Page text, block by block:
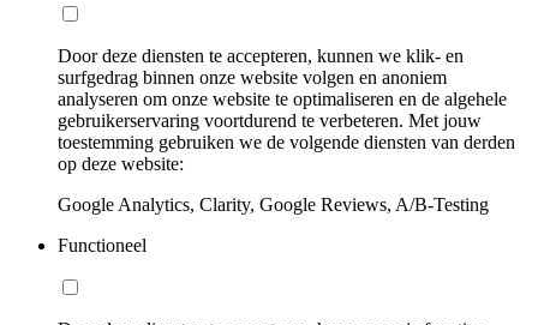
Door deze diensten te accepteren, kunnen we klik- en
surfgedrag binnen onze website volgen en anoniem
analyseren om onze website te optimaliseren en de algehele
gebruikerservaring voortdurend te verbeteren. Met jouw
toestemming gebruiken we de volgende diensten van derden
op deze website:
Google Analytics, Clarity, Google Reviews, A/B-Testing
Functioneel